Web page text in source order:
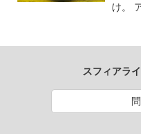
け。
スフィアラ